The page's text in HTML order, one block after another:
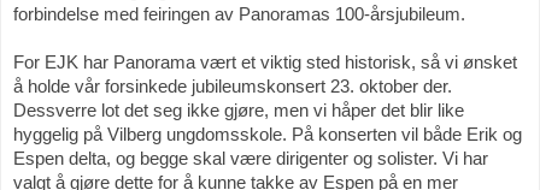
forbindelse med feiringen av Panoramas 100-årsjubileum.
For EJK har Panorama vært et viktig sted historisk, så vi ønsket
å holde vår forsinkede jubileumskonsert 23. oktober der.
Dessverre lot det seg ikke gjøre, men vi håper det blir like
hyggelig på Vilberg ungdomsskole. På konserten vil både Erik og
Espen delta, og begge skal være dirigenter og solister. Vi har
valgt å gjøre dette for å kunne takke av Espen på en mer